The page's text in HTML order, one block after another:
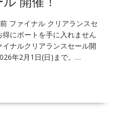
ファイナル クリアランスセ
にボートを手に入れません
ナルクリアランスセール開
年2月1日(日)まで。…